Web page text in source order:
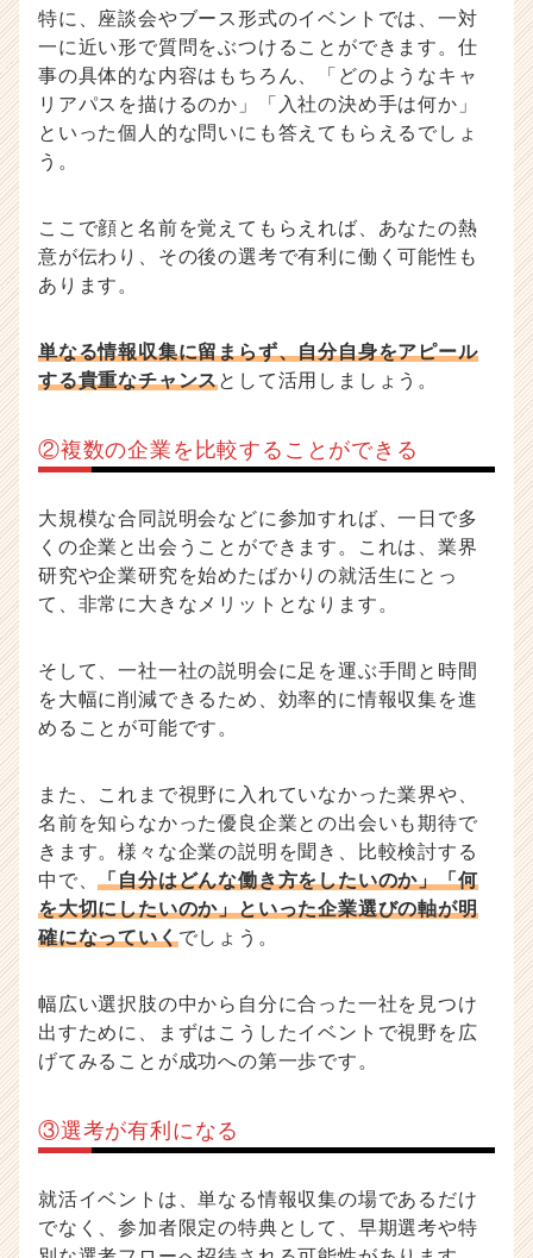
特に、座談会やブース形式のイベントでは、一対
一に近い形で質問をぶつけることができます。仕
事の具体的な内容はもちろん、「どのようなキャ
リアパスを描けるのか」「入社の決め手は何か」
といった個人的な問いにも答えてもらえるでしょ
う。
ここで顔と名前を覚えてもらえれば、あなたの熱
意が伝わり、その後の選考で有利に働く可能性も
あります。
単なる情報収集に留まらず、自分自身をアピール
する貴重なチャンスとして活用しましょう。
②複数の企業を比較することができる
大規模な合同説明会などに参加すれば、一日で多
くの企業と出会うことができます。これは、業界
研究や企業研究を始めたばかりの就活生にとっ
て、非常に大きなメリットとなります。
そして、一社一社の説明会に足を運ぶ手間と時間
を大幅に削減できるため、効率的に情報収集を進
めることが可能です。
また、これまで視野に入れていなかった業界や、
名前を知らなかった優良企業との出会いも期待で
きます。様々な企業の説明を聞き、比較検討する
中で、「自分はどんな働き方をしたいのか」「何
を大切にしたいのか」といった企業選びの軸が明
確になっていくでしょう。
幅広い選択肢の中から自分に合った一社を見つけ
出すために、まずはこうしたイベントで視野を広
げてみることが成功への第一歩です。
③選考が有利になる
就活イベントは、単なる情報収集の場であるだけ
でなく、参加者限定の特典として、早期選考や特